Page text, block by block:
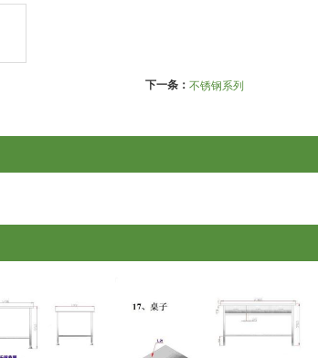
下一条： 不锈钢系列